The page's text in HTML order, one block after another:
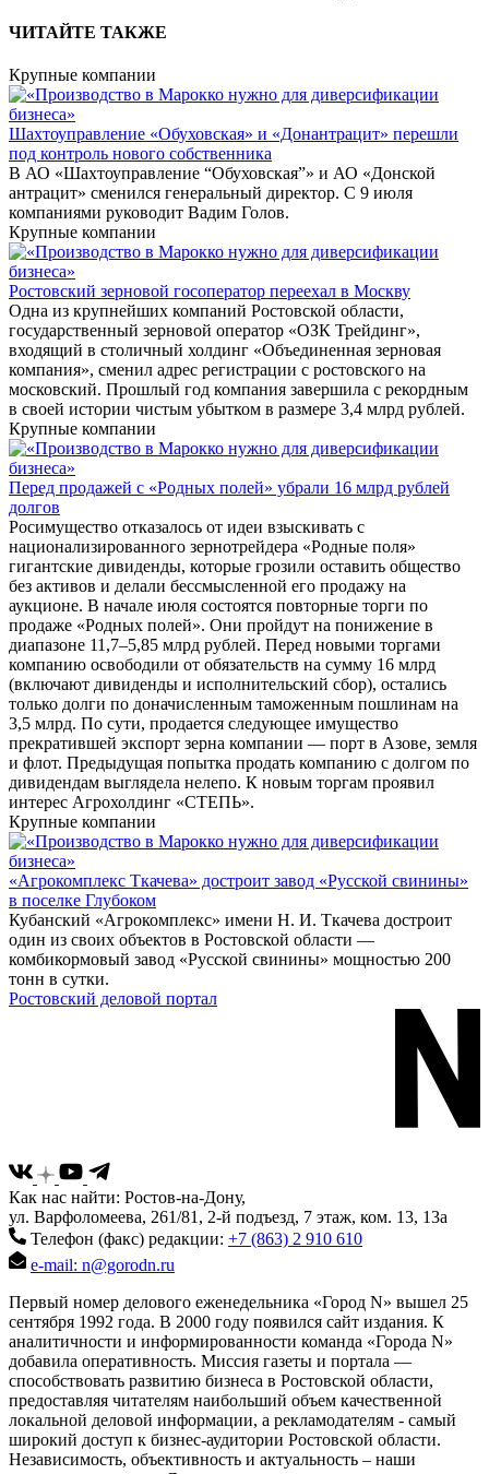
ЧИТАЙТЕ ТАКЖЕ
Крупные компании
Шахтоуправление «Обуховская» и «Донантрацит» перешли
под контроль нового собственника
В АО «Шахтоуправление “Обуховская”» и АО «Донской
антрацит» сменился генеральный директор. С 9 июля
компаниями руководит Вадим Голов.
Крупные компании
Ростовский зерновой госоператор переехал в Москву
Одна из крупнейших компаний Ростовской области,
государственный зерновой оператор «ОЗК Трейдинг»,
входящий в столичный холдинг «Объединенная зерновая
компания», сменил адрес регистрации с ростовского на
московский. Прошлый год компания завершила с рекордным
в своей истории чистым убытком в размере 3,4 млрд рублей.
Крупные компании
Перед продажей с «Родных полей» убрали 16 млрд рублей
долгов
Росимущество отказалось от идеи взыскивать с
национализированного зернотрейдера «Родные поля»
гигантские дивиденды, которые грозили оставить общество
без активов и делали бессмысленной его продажу на
аукционе. В начале июля состоятся повторные торги по
продаже «Родных полей». Они пройдут на понижение в
диапазоне 11,7–5,85 млрд рублей. Перед новыми торгами
компанию освободили от обязательств на сумму 16 млрд
(включают дивиденды и исполнительский сбор), остались
только долги по доначисленным таможенным пошлинам на
3,5 млрд. По сути, продается следующее имущество
прекратившей экспорт зерна компании — порт в Азове, земля
и флот. Предыдущая попытка продать компанию с долгом по
дивидендам выглядела нелепо. К новым торгам проявил
интерес Агрохолдинг «СТЕПЬ».
Крупные компании
«Агрокомплекс Ткачева» достроит завод «Русской свинины»
в поселке Глубоком
Кубанский «Агрокомплекс» имени Н. И. Ткачева достроит
один из своих объектов в Ростовской области —
комбикормовый завод «Русской свинины» мощностью 200
тонн в сутки.
Ростовский деловой портал
Как нас найти: Ростов-на-Дону,
ул. Варфоломеева, 261/81, 2-й подъезд, 7 этаж, ком. 13, 13а
Телефон (факс) редакции: +7 (863) 2 910 610
e-mail: n@gorodn.ru
Первый номер делового еженедельника «Город N» вышел 25
сентября 1992 года. В 2000 году появился сайт издания. К
аналитичности и информированности команда «Города N»
добавила оперативность. Миссия газеты и портала —
способствовать развитию бизнеса в Ростовской области,
предоставляя читателям наибольший объем качественной
локальной деловой информации, а рекламодателям - самый
широкий доступ к бизнес-аудитории Ростовской области.
Независимость, объективность и актуальность – наши